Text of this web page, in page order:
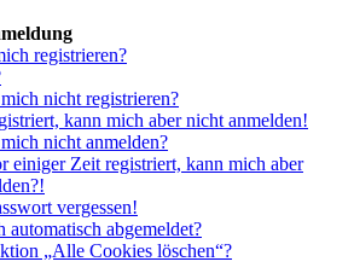
registrieren?
nicht registrieren?
kann mich aber nicht anmelden!
nicht anmelden?
einiger Zeit registriert, kann mich aber
vergessen!
automatisch abgemeldet?
„Alle Cookies löschen“?